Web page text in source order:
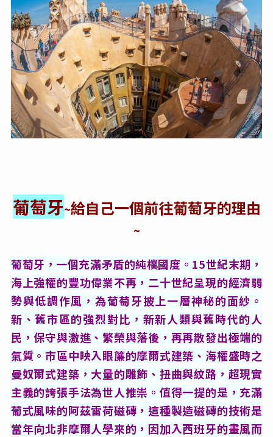
葡萄牙~給自己一個前往葡萄牙的理由
~
葡萄牙，一個充滿矛盾的純樸國度。15世紀末期，
海上強權的豐功偉業不再，二十世紀呈現的經濟弱
勢與低調作風，為葡萄牙披上一層神秘的面紗。
新、舊市區的強烈對比，新新人類與舊時代的人
民，保守與激進、繁榮與落後，再再散發出極端的
氣質。市區中映入眼簾的摩爾式建築、海權盛時之
曼奴爾式建築，大量的雕飾、扭曲與紋路，超現實
主義的誇張手法為世人推崇。值得一提的是，充滿
葡式風味的阿茲雷荷磁磚，這種製造磁磚的技術是
當年向北非摩爾人學來的，因加入西班牙的畫風而